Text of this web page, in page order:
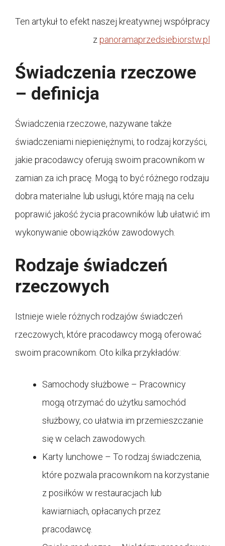
Ten artykuł to efekt naszej kreatywnej współpracy
z panoramaprzedsiebiorstw.pl
Świadczenia rzeczowe
– definicja
Świadczenia rzeczowe, nazywane także
świadczeniami niepieniężnymi, to rodzaj korzyści,
jakie pracodawcy oferują swoim pracownikom w
zamian za ich pracę. Mogą to być różnego rodzaju
dobra materialne lub usługi, które mają na celu
poprawić jakość życia pracowników lub ułatwić im
wykonywanie obowiązków zawodowych.
Rodzaje świadczeń
rzeczowych
Istnieje wiele różnych rodzajów świadczeń
rzeczowych, które pracodawcy mogą oferować
swoim pracownikom. Oto kilka przykładów:
Samochody służbowe – Pracownicy
mogą otrzymać do użytku samochód
służbowy, co ułatwia im przemieszczanie
się w celach zawodowych.
Karty lunchowe – To rodzaj świadczenia,
które pozwala pracownikom na korzystanie
z posiłków w restauracjach lub
kawiarniach, opłacanych przez
pracodawcę.